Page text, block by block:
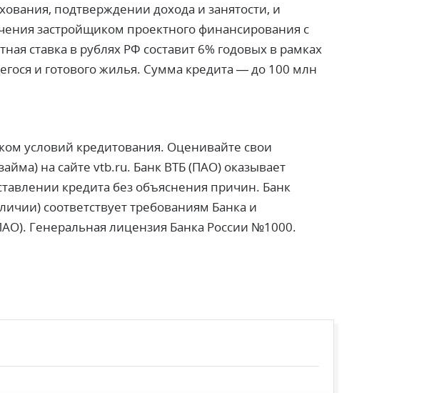
подтверждении дохода и занятости, и
застройщиком проектного финансирования с
ставка в рублях РФ составит 6% годовых в рамках
и готового жилья. Сумма кредита — до 100 млн
условий кредитования. Оценивайте свои
на сайте vtb.ru. Банк ВТБ (ПАО) оказывает
кредита без объяснения причин. Банк
соответствует требованиям Банка и
Генеральная лицензия Банка России №1000.